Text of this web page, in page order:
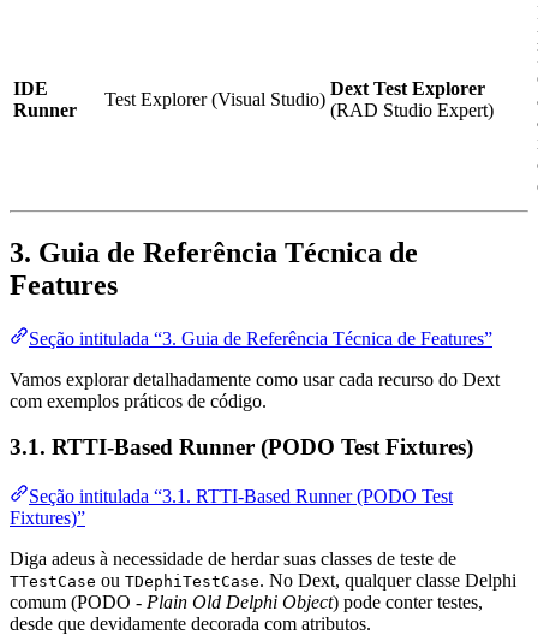
IDE
Runner
Test Explorer (Visual Studio)
Dext Test Explorer
(RAD Studio Expert)
3. Guia de Referência Técnica de
Features
Seção intitulada “3. Guia de Referência Técnica de Features”
Vamos explorar detalhadamente como usar cada recurso do Dext
com exemplos práticos de código.
3.1. RTTI-Based Runner (PODO Test Fixtures)
Seção intitulada “3.1. RTTI-Based Runner (PODO Test
Fixtures)”
Diga adeus à necessidade de herdar suas classes de teste de
TTestCase ou TDephiTestCase. No Dext, qualquer classe Delphi
comum (PODO - Plain Old Delphi Object) pode conter testes,
desde que devidamente decorada com atributos.